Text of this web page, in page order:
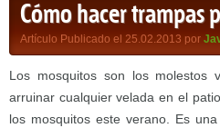
Cómo hacer trampas
Artículo Publicado el 25.02.2013 por
Los mosquitos son los molestos
arruinar cualquier velada en el
los mosquitos este verano. Es